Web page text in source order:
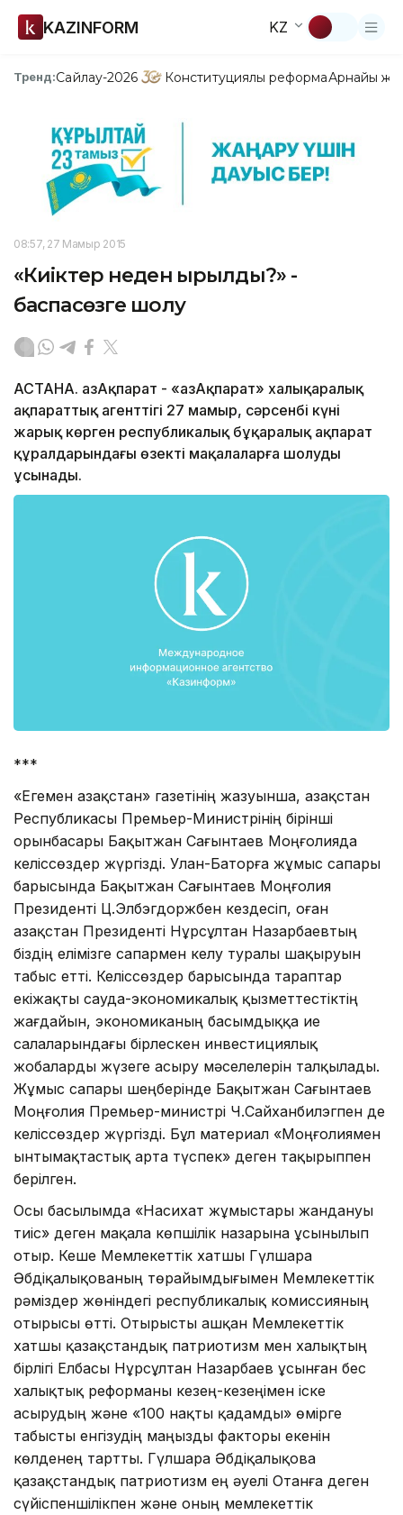
KAZINFORM KZ
Тренд:Сайлау-2026 Конституциялық реформаАрнайы
08:57, 27 Мамыр 2015
«Киіктер неден қырылды?» -
баспасөзге шолу
АСТАНА. ҚазАқпарат - «ҚазАқпарат» халықаралық
ақпараттық агенттігі 27 мамыр, сәрсенбі күні
жарық көрген республикалық бұқаралық ақпарат
құралдарындағы өзекті мақалаларға шолуды
ұсынады.
***
«Егемен Қазақстан» газетінің жазуынша, Қазақстан
Республикасы Премьер-Министрінің бірінші
орынбасары Бақытжан Сағынтаев Моңғолияда
келіссөздер жүргізді. Улан-Баторға жұмыс сапары
барысында Бақытжан Сағынтаев Моңғолия
Президенті Ц.Элбэгдоржбен кездесіп, оған
Қазақстан Президенті Нұрсұлтан Назарбаевтың
біздің елімізге сапармен келу туралы шақыруын
табыс етті. Келіссөздер барысында тараптар
екіжақты сауда-экономикалық қызметтестіктің
жағдайын, экономиканың басымдыққа ие
салаларындағы бірлескен инвестициялық
жобаларды жүзеге асыру мәселелерін талқылады.
Жұмыс сапары шеңберінде Бақытжан Сағынтаев
Моңғолия Премьер-министрі Ч.Сайханбилэгпен де
келіссөздер жүргізді. Бұл материал «Моңғолиямен
ынтымақтастық арта түспек» деген тақырыппен
берілген.
Осы басылымда «Насихат жұмыстары жандануы
тиіс» деген мақала көпшілік назарына ұсынылып
отыр. Кеше Мемлекеттік хатшы Гүлшара
Әбдіқалықованың төрайымдығымен Мемлекеттік
рәміздер жөніндегі республикалық комиссияның
отырысы өтті. Отырысты ашқан Мемлекеттік
хатшы қазақстандық патриотизм мен халықтың
бірлігі Елбасы Нұрсұлтан Назарбаев ұсынған бес
халықтық реформаны кезең-кезеңімен іске
асырудың және «100 нақты қадамды» өмірге
табысты енгізудің маңызды факторы екенін
көлденең тартты. Гүлшара Әбдіқалықова
қазақстандық патриотизм ең әуелі Отанға деген
сүйіспеншілікпен және оның мемлекеттік